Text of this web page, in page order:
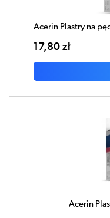
Acerin Plastry na
17,80 zł
Acerin